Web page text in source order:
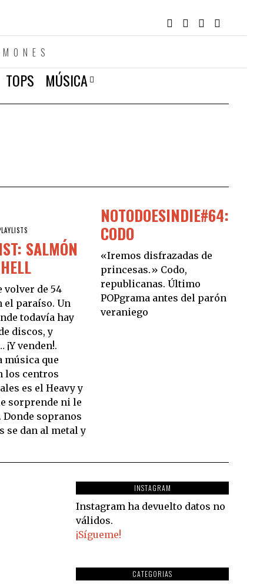
TOPS
MÚSICA
SALMÓN
volver de 54
el paraíso. Un
todavía hay
discos, y
¡Y venden!.
música que
los centros
es el Heavy y
sorprende ni le
Donde sopranos
se dan al metal y
NOTODOESINDIE#64:
CODO
«Iremos disfrazadas de
princesas.» Codo,
republicanas. Último
POPgrama antes del parón
veraniego
INSTAGRAM
Instagram ha devuelto datos no
válidos.
¡Sígueme!
CATEGORIAS